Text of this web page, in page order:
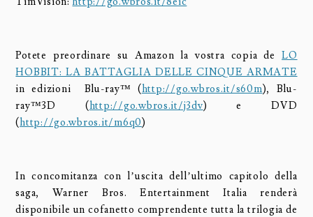
Potete preordinare su Amazon la vostra copia deLO
HOBBIT: LA BATTAGLIA DELLE CINQUE ARMATE
in edizioni Blu-ray™ (http://go.wbros.it/s60m), Blu-
ray™3D (http://go.wbros.it/j3dv) e DVD
(http://go.wbros.it/m6q0)
In concomitanza con l’uscita dell’ultimo capitolo della
saga, Warner Bros. Entertainment Italia renderà
disponibile un cofanetto comprendente tutta la trilogia de